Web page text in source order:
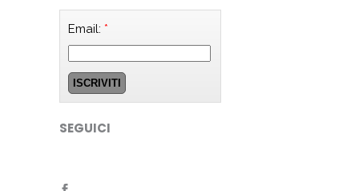
Email: *
SEGUICI